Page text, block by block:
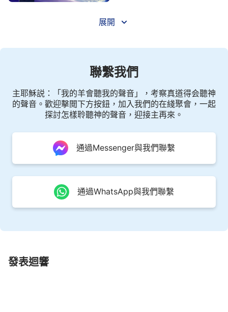
展開
聯繫我們
主耶穌説：「我的羊會聽我的聲音」，考察真道得会聽神
的聲音。歡迎擊閲下方按鈕，加入我們的在綫聚會，一起
探討怎樣聆聽神的聲音，迎接主再來。
通過Messenger與我們聯繫
通過WhatsApp與我們聯繫
發表迴響